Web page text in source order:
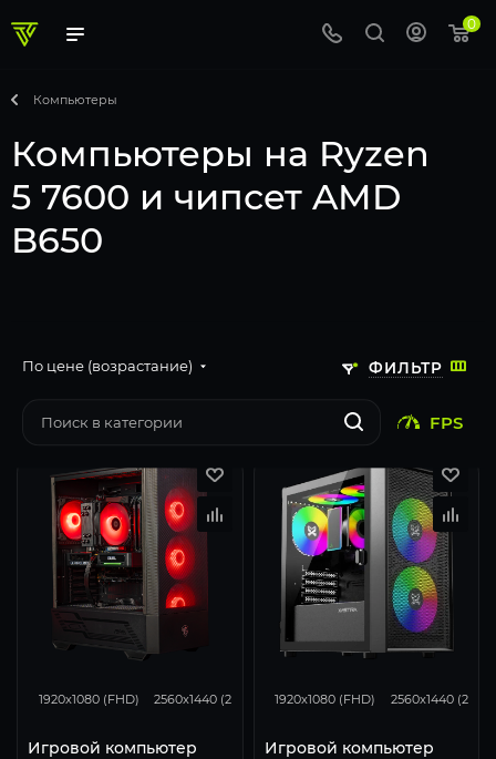
0
Компьютеры
Компьютеры на Ryzen
5 7600 и чипсет AMD
B650
ФИЛЬТР
По цене (возрастание)
FPS
1920x1080 (FHD) 2560x1440 (2K) 3840x2160 (4K)
Игровой компьютер
1920x1080 (FHD) 2560x1440 (2K)
Игровой компьютер